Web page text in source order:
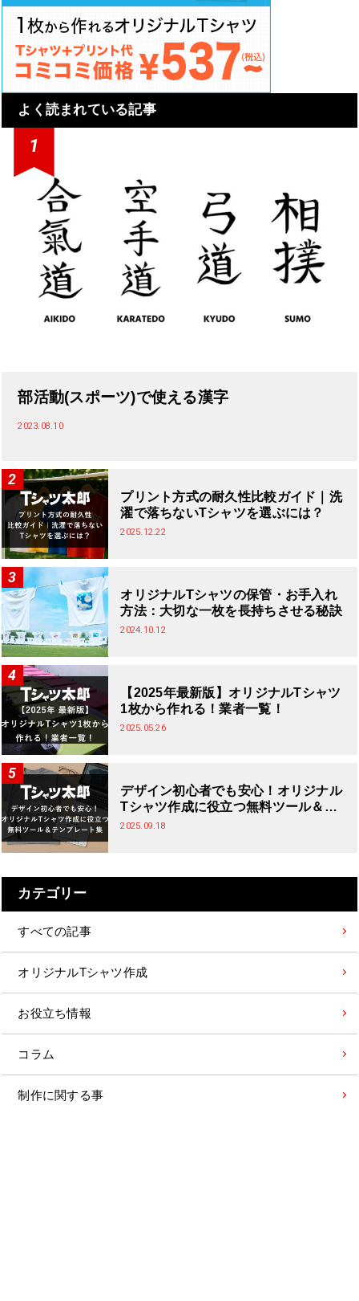
よく読まれている記事
部活動(スポーツ)で使える漢字
2023.08.10
プリント方式の耐久性比較ガイド｜洗
濯で落ちないTシャツを選ぶには？
2025.12.22
オリジナルTシャツの保管・お手入れ
方法：大切な一枚を長持ちさせる秘訣
2024.10.12
【2025年最新版】オリジナルTシャツ
1枚から作れる！業者一覧！
2025.05.26
デザイン初心者でも安心！オリジナル
Tシャツ作成に役立つ無料ツール＆テ
ンプレート集
2025.09.18
カテゴリー
すべての記事
オリジナルTシャツ作成
お役立ち情報
コラム
制作に関する事